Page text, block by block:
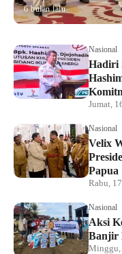
6 bulan lalu
Nasional
Hadiri
Jumat,
Nasional
Velix
Papua
Rabu,
Nasional
Aksi
Banjir
Minggu,